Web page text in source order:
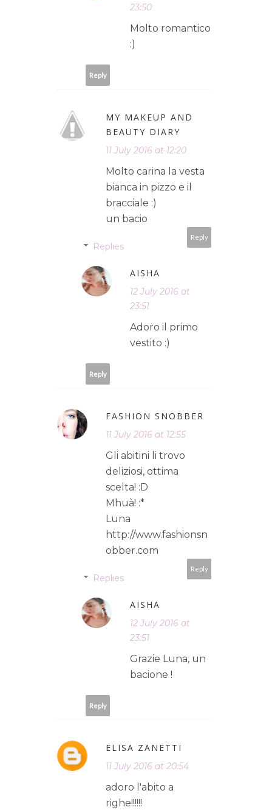
23:50
Molto romantico
:)
Reply
MY MAKEUP AND
BEAUTY DIARY
11 July 2016 at 12:20
Molto carina la vesta
bianca in pizzo e il
bracciale :)
un bacio
Reply
Replies
AISHA
12 July 2016 at
23:51
Adoro il primo
vestito :)
Reply
FASHION SNOBBER
11 July 2016 at 12:55
Gli abitini li trovo
deliziosi, ottima
scelta! :D
Mhuà! :*
Luna
http://www.fashionsn
obber.com
Reply
Replies
AISHA
12 July 2016 at
23:51
Grazie Luna, un
bacione !
Reply
ELISA ZANETTI
11 July 2016 at 20:54
adoro l'abito a
righe!!!!!!